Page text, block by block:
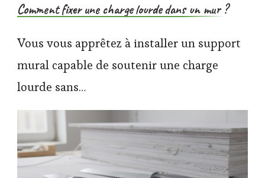
Comment fixer une charge lourde dans un mur ?
Vous vous apprêtez à installer un support
mural capable de soutenir une charge
lourde sans…